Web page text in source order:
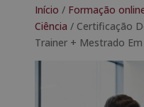
Início / Formação
Ciência / Certificação
Trainer + Mestrado